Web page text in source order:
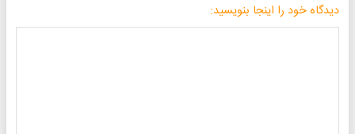
دیدگاه خود را اینجا بنویسید: